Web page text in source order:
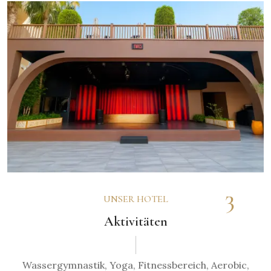
UNSER HOTEL
Aktivitäten
Wassergymnastik, Yoga, Fitnessbereich, Aerobic,
3